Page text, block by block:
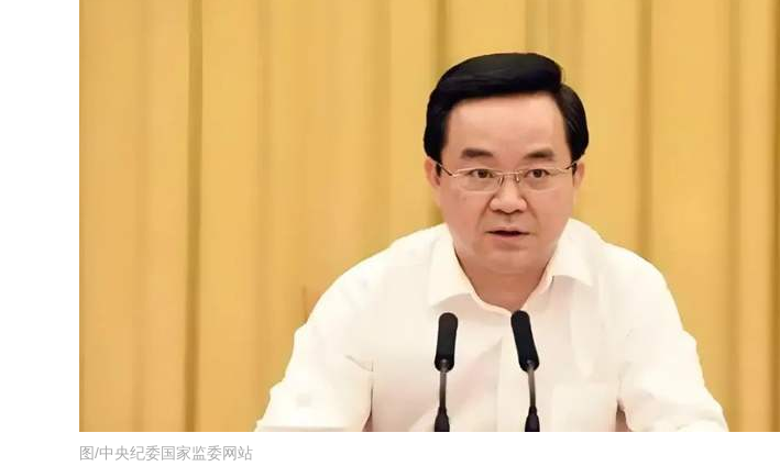
图/中央纪委国家监委网站